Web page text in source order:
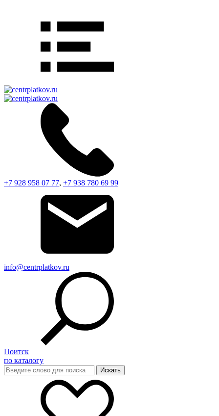
+7 928 958 07 77, +7 938 780 69 99
info@centrplatkov.ru
Поитск
по каталогу